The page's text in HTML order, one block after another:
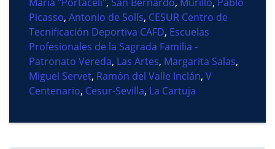
Picasso, Antonio de Solís, CESUR Centro de
Tecnificación Deportiva CAFD, Escuelas
Profesionales de la Sagrada Familia -
Patronato Vereda, Las Artes, Margarita Salas,
Miguel Servet, Ramón del Valle Inclán, V
Centenario, Cesur-Sevilla, La Cartuja